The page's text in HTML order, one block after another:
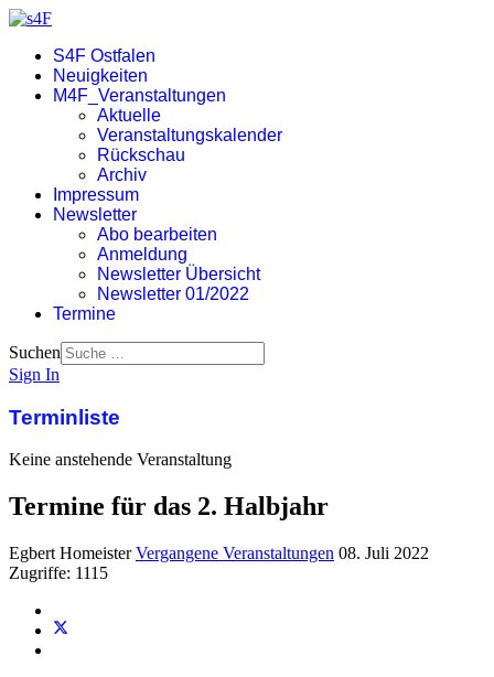
S4F Ostfalen
Neuigkeiten
M4F_Veranstaltungen
Aktuelle
Veranstaltungskalender
Rückschau
Archiv
Impressum
Newsletter
Abo bearbeiten
Anmeldung
Newsletter Übersicht
Newsletter 01/2022
Termine
Suchen
Sign In
Terminliste
Keine anstehende Veranstaltung
Termine für das 2. Halbjahr
Egbert Homeister Vergangene Veranstaltungen 08. Juli 2022
Zugriffe: 1115